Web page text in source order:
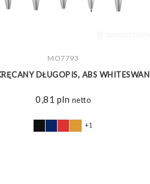
ZOBACZ WIĘCEJ
MO7793
DŁUGOPIS, ABS WHITESWAN
0,81 pln netto
+1